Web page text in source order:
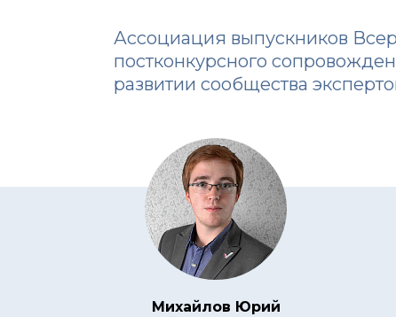
Ассоциация выпускников
постконкурсного
развитии сообщества
Михайлов Юрий